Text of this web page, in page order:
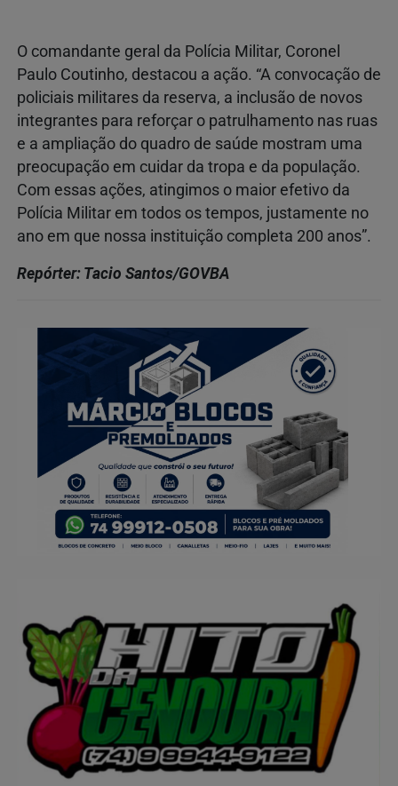
O comandante geral da Polícia Militar, Coronel
Paulo Coutinho, destacou a ação. “A convocação de
policiais militares da reserva, a inclusão de novos
integrantes para reforçar o patrulhamento nas ruas
e a ampliação do quadro de saúde mostram uma
preocupação em cuidar da tropa e da população.
Com essas ações, atingimos o maior efetivo da
Polícia Militar em todos os tempos, justamente no
ano em que nossa instituição completa 200 anos”.
Repórter: Tacio Santos/GOVBA